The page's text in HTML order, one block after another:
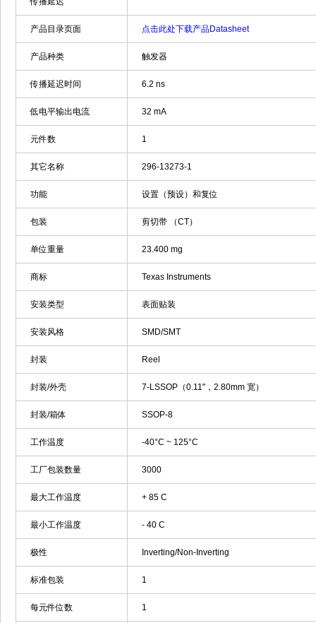
产品目录页面 点击此处下载产品Datasheet
产品种类 触发器
传播延迟时间 6.2 ns
低电平输出电流 32 mA
元件数 1
其它名称 296-13273-1
功能 设置（预设）和复位
包装 剪切带 （CT）
单位重量 23.400 mg
商标 Texas Instruments
安装类型 表面贴装
安装风格 SMD/SMT
封装 Reel
封装/外壳 7-LSSOP（0.11"，2.80mm 宽）
封装/箱体 SSOP-8
工作温度 -40°C ~ 125°C
工厂包装数量 3000
最大工作温度 + 85 C
最小工作温度 - 40 C
极性 Inverting/Non-Inverting
标准包装 1
每元件位数 1